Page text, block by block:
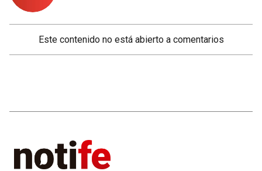
Este contenido no está abierto a comentarios